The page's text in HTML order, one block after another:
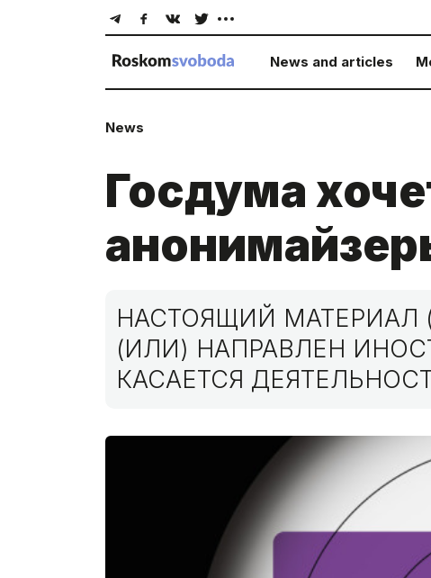
News and articles
News
Госдума
НАСТОЯЩИЙ МАТЕРИАЛ
(ИЛИ) НАПРАВЛЕН
КАСАЕТСЯ